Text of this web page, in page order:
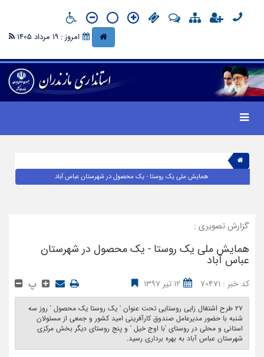
امروز : 19 مرداد 1405
همایش ملی یک روستا - یک محصول در شهرستان عباس آباد
'گزارش تصویری :
همایش ملی یک روستا - یک محصول در شهرستان
عباس آباد
کد خبر : 70471 12 تیر 1397 پ
27 طرح اشتغال زایی روستایی تحت عنوان ' یک روستا یک محصول ' روز سه
شنبه با حضور مدیرعامل صندوق کارآفرینی امید کشور و جمعی از مسئولان
استانی و محلی در روستای 'با اوج خیل ' و پنج روستای دیگر بخش مرکزی
شهرستان عباس آباد به بهره برداری رسید. ‎ ‎